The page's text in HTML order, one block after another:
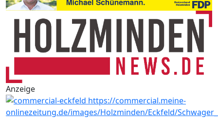
Anzeige